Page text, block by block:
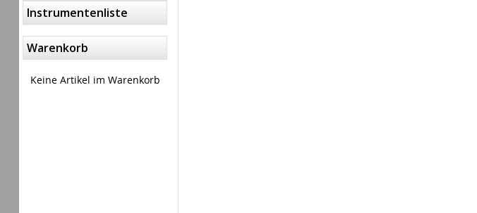
Instrumentenliste
Warenkorb
Keine Artikel im Warenkorb